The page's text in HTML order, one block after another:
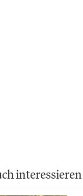
interessieren